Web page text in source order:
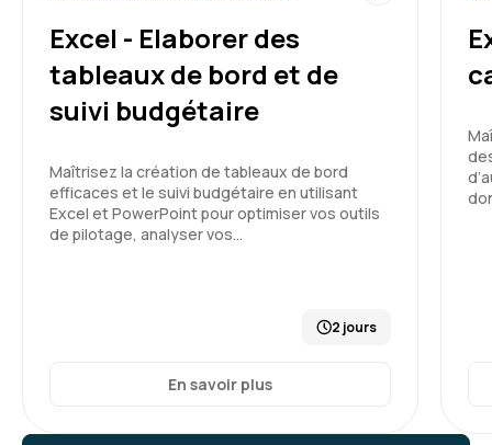
Excel - Elaborer des
tableaux de bord et de
suivi budgétaire
Maîtrisez la création de tableaux de bord
efficaces et le suivi budgétaire en utilisant
Excel et PowerPoint pour optimiser vos outils
de pilotage, analyser vos…
2 jours
En savoir plus